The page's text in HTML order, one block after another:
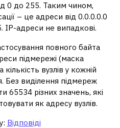
0 до 255. Таким чином,
– це адреси від 0.0.0.0.0
IP-адреси не випадкові.
повного байта
підмережі (маска
вузлів у кожній
Без виділення підмереж
65534 різних значень, які
як адресу вузлів.
Відповіді